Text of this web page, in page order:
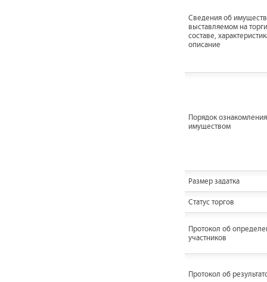
Cведения об
выставляемом на
составе,
описание
Порядок
имуществом
Размер задатка
Статус торгов
Протокол об
участников
Протокол об